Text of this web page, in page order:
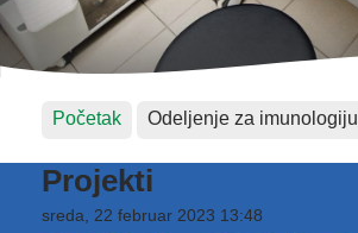
Početak Odeljenje za imunologiju
Projekti
sreda, 22 februar 2023 13:48